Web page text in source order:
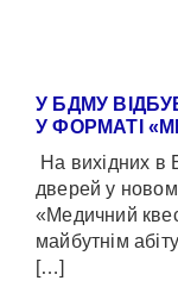
У БДМУ
У ФОРМАТІ
На вихідних
дверей у
«Медичний
майбутнім
[…]